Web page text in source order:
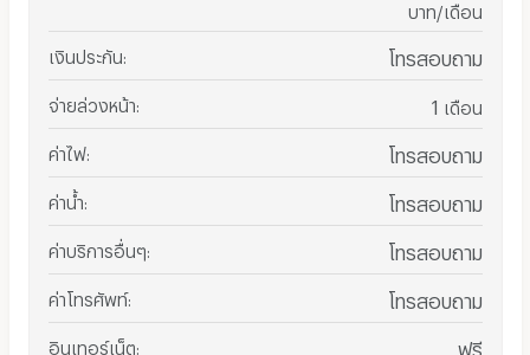
บาท/เดือน
เงินประกัน โทรสอบถาม
จ่ายล่วงหน้า 1 เดือน
ค่าไฟ: โทรสอบถาม
ค่าน้ำ โทรสอบถาม
ค่าบริการอื่นๆ โทรสอบถาม
ค่าโทรศัพท์: โทรสอบถาม
อินเทอร์เน็ต ฟรี